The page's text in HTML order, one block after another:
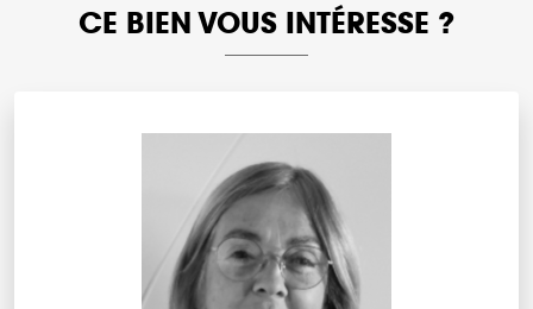
CE BIEN VOUS INTÉRESSE ?